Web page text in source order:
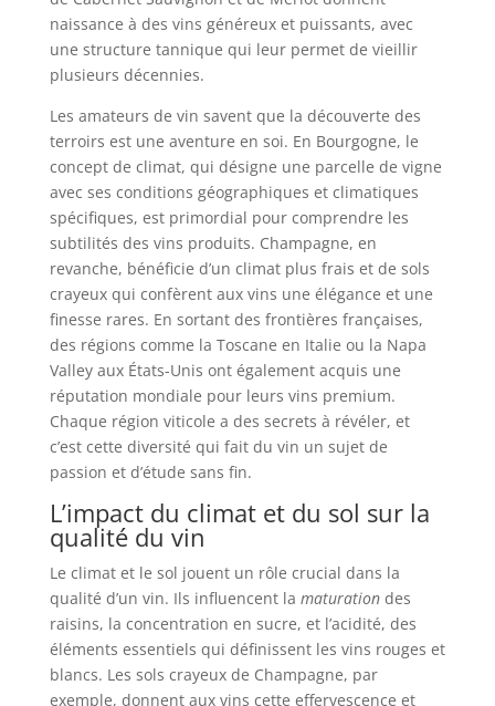
naissance à des vins généreux et puissants, avec
une structure tannique qui leur permet de vieillir
plusieurs décennies.
Les amateurs de vin savent que la découverte des
terroirs est une aventure en soi. En Bourgogne, le
concept de climat, qui désigne une parcelle de vigne
avec ses conditions géographiques et climatiques
spécifiques, est primordial pour comprendre les
subtilités des vins produits. Champagne, en
revanche, bénéficie d’un climat plus frais et de sols
crayeux qui confèrent aux vins une élégance et une
finesse rares. En sortant des frontières françaises,
des régions comme la Toscane en Italie ou la Napa
Valley aux États-Unis ont également acquis une
réputation mondiale pour leurs vins premium.
Chaque région viticole a des secrets à révéler, et
c’est cette diversité qui fait du vin un sujet de
passion et d’étude sans fin.
L’impact du climat et du sol sur la
qualité du vin
Le climat et le sol jouent un rôle crucial dans la
qualité d’un vin. Ils influencent la maturationdes
raisins, la concentration en sucre, et l’acidité, des
éléments essentiels qui définissent les vins rouges et
blancs. Les sols crayeux de Champagne, par
exemple, donnent aux vins cette effervescence et